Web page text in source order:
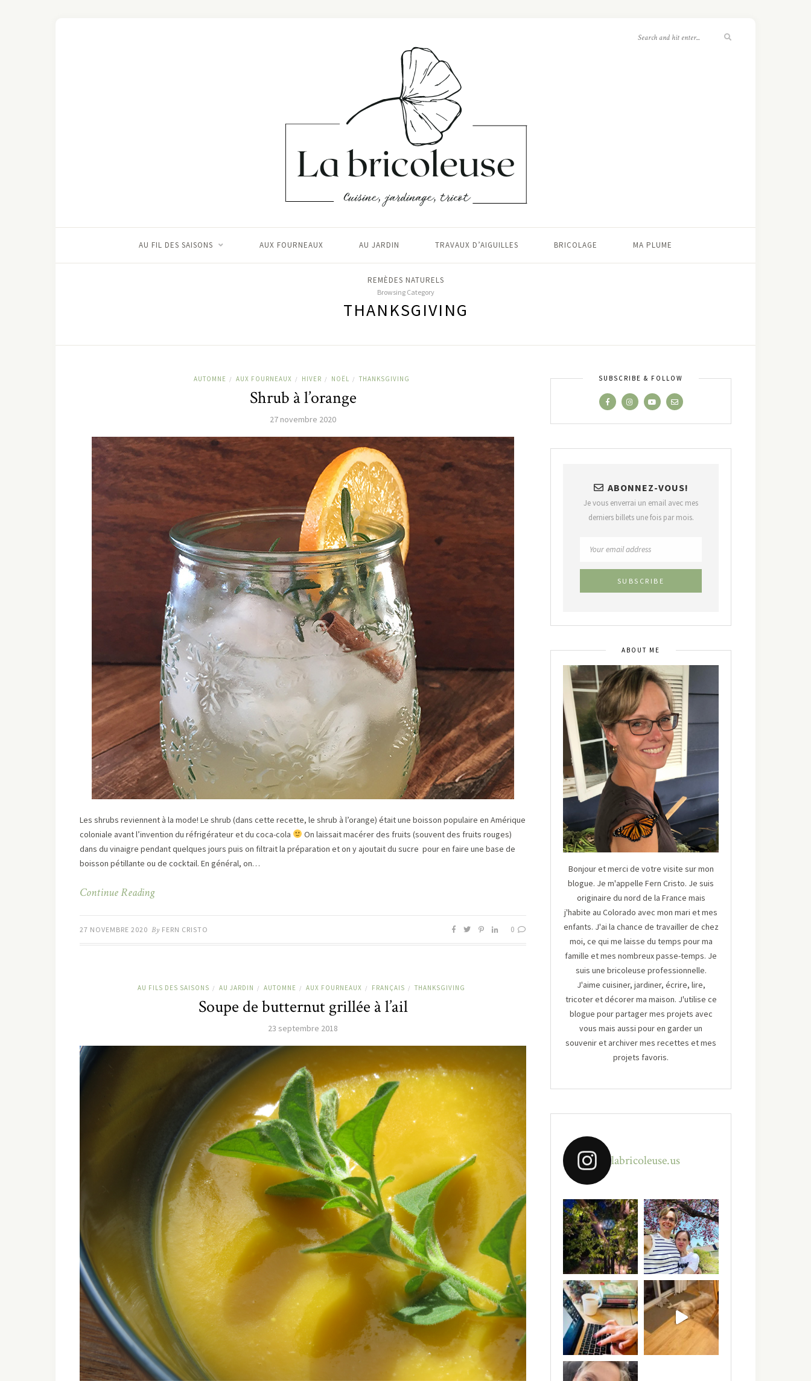
AU FIL DES SAISONS AUX FOURNEAUX AU JARDIN TRAVAUX D’AIGUILLES BRICOLAGE MA PLUME
REMÈDES NATURELS
Browsing Category
THANKSGIVING
AUTOMNE / AUX FOURNEAUX / HIVER / NOËL / THANKSGIVING
Shrub à l’orange
27 novembre 2020
Les shrubs reviennent à la mode! Le shrub (dans cette recette, le shrub à l’orange) était une boisson populaire en Amérique
coloniale avant l’invention du réfrigérateur et du coca-cola
On laissait macérer des fruits (souvent des fruits rouges)
dans du vinaigre pendant quelques jours puis on filtrait la préparation et on y ajoutait du sucre pour en faire une base de
boisson pétillante ou de cocktail. En général, on…
Continue Reading
27 NOVEMBRE 2020 By FERN CRISTO 0
AU FILS DES SAISONS / AU JARDIN / AUTOMNE / AUX FOURNEAUX / FRANÇAIS / THANKSGIVING
Soupe de butternut grillée à l’ail
23 septembre 2018
SUBSCRIBE & FOLLOW
ABONNEZ-VOUS!
Je vous enverrai un email avec mes
derniers billets une fois par mois.
ABOUT ME
Bonjour et merci de votre visite sur mon
blogue. Je m'appelle Fern Cristo. Je suis
originaire du nord de la France mais
j'habite au Colorado avec mon mari et mes
enfants. J'ai la chance de travailler de chez
moi, ce qui me laisse du temps pour ma
famille et mes nombreux passe-temps. Je
suis une bricoleuse professionnelle.
J'aime cuisiner, jardiner, écrire, lire,
tricoter et décorer ma maison. J'utilise ce
blogue pour partager mes projets avec
vous mais aussi pour en garder un
souvenir et archiver mes recettes et mes
projets favoris.
labricoleuse.us